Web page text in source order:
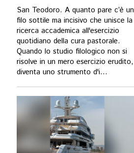
San Teodoro. A quanto pare c’è un
filo sottile ma incisivo che unisce la
ricerca accademica all'esercizio
quotidiano della cura pastorale.
Quando lo studio filologico non si
risolve in un mero esercizio erudito,
diventa uno strumento d'i...